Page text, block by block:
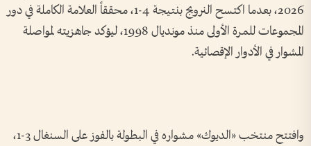
2026، بعدما اكتسح النرويج بنتيجة 4-1، محققاً العلامة الكاملة في دور
المجموعات للمرة الأولى منذ مونديال 1998، ليؤكد جاهزيته لمواصلة
المشوار في الأدوار الإقصائية.
وافتتح منتخب «الديوك» مشواره في البطولة بالفوز على السنغال 3-1،